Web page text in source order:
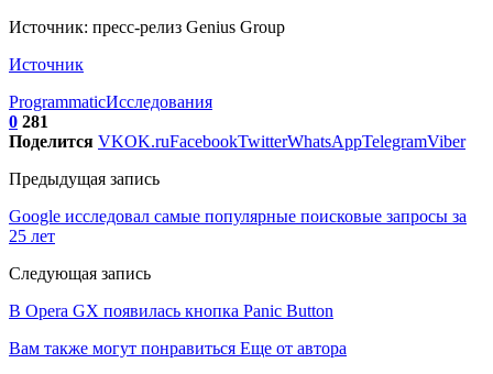
Источник: пресс-релиз Genius Group
Источник
ProgrammaticИсследования
0 281
Поделится VKOK.ruFacebookTwitterWhatsAppTelegramViber
Предыдущая запись
Google исследовал самые популярные поисковые запросы за
25 лет
Следующая запись
В Opera GX появилась кнопка Panic Button
Вам также могут понравиться Еще от автора